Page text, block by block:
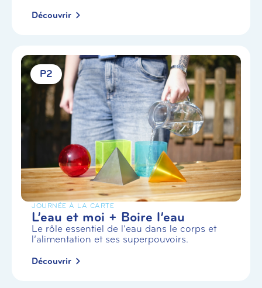
Découvrir
P2
JOURNÉE À LA CARTE
L’eau et moi + Boire l’eau
Le rôle essentiel de l’eau dans le corps et
l’alimentation et ses superpouvoirs.
Découvrir